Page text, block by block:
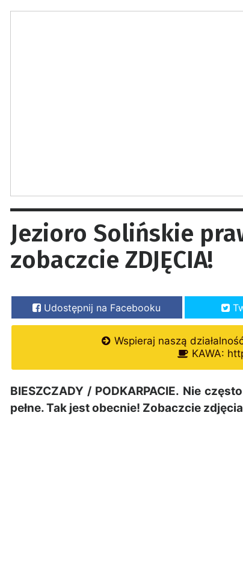
Jezioro Solińskie
zobaczcie ZDJĘCIA!
Udostępnij na Facebooku
Wspieraj naszą
KAWA:
BIESZCZADY / PODKARPACIE. Nie
pełne. Tak jest obecnie! Zobaczcie